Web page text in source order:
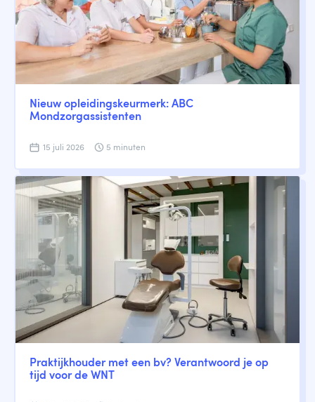
Nieuw opleidingskeurmerk: ABC
Mondzorgassistenten
15 juli 2026 5 minuten
Praktijkhouder met een bv? Verantwoord je op
tijd voor de WNT